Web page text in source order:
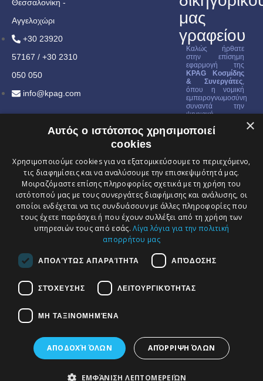
Θεσσαλονίκη -
Αγγελοχώρι
+30 23920
57167 / +30 2310
050 050
info@kpag.com
μας
γραφείου
Καλώς ήρθατε
στην επίσημη
εφαρμογή της
KPAG Κοσμίδης
& Συνεργάτες,
όπου η νομική
εμπειρογνωμοσύνη
συναντά την
ψηφιακή
εφαρμογή μας
ολοκληρωμένη
εικόνα της
εταιρείας μας, να
διευκολύνει την
κατανόηση των
υπηρεσιών μας,
να σας προσφέρει
άμεση
επικοινωνία μαζί
νομικές εξελίξεις
© 2026. Αναπτυχθηκε αποCreative Days
Web studio, SEO & internet marketing
×
Αυτός ο ιστότοπος χρησιμοποιεί
cookies
Χρησιμοποιούμε cookies για να εξατομικεύσουμε το περιεχόμενο,
τις διαφημίσεις και να αναλύσουμε την επισκεψιμότητά μας.
Μοιραζόμαστε επίσης πληροφορίες σχετικά με τη χρήση του
ιστότοπού μας με τους συνεργάτες διαφήμισης και ανάλυσης, οι
οποίοι ενδέχεται να τις συνδυάσουν με άλλες πληροφορίες που
τους έχετε παράσχει ή που έχουν συλλέξει από τη χρήση των
υπηρεσιών τους από εσάς.Λίγα λόγια για την πολιτική
απορρήτου μας
ΑΠΟΛΎΤΩΣ ΑΠΑΡΑΊΤΗΤΑ ΑΠΌΔΟΣΗΣ
ΣΤΌΧΕΥΣΗΣ ΛΕΙΤΟΥΡΓΙΚΌΤΗΤΑΣ
ΜΗ ΤΑΞΙΝΟΜΗΜΈΝΑ
ΑΠΟΔΟΧΉ ΌΛΩΝ ΑΠΌΡΡΙΨΗ ΌΛΩΝ
ΕΜΦΆΝΙΣΗ ΛΕΠΤΟΜΕΡΕΙΏΝ